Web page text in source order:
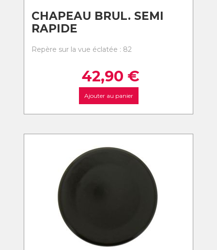
CHAPEAU BRUL. SEMI
RAPIDE
Repère sur la vue éclatée : 82
42,90 €
Ajouter au panier